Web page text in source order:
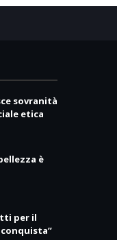
sovranità
etica
è
per il